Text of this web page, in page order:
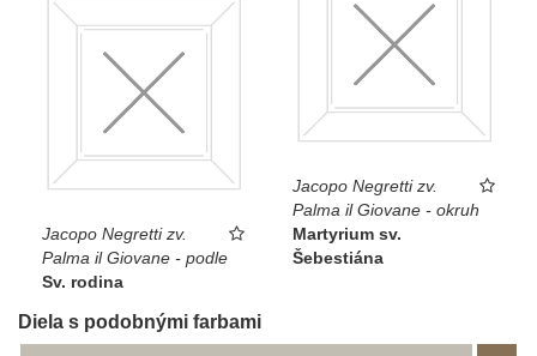
Jacopo Negretti zv.
Palma il Giovane - okruh
Martyrium sv.
Šebestiána
Jacopo Negretti zv.
Palma il Giovane - podle
Sv. rodina
Diela s podobnými farbami